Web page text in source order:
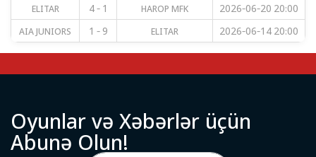
ELITAR
4 - 1 HAROP MFK
2026-06-20 20:00
AIA JUNIORS
1 - 9 ELITAR 2026-06-14 20:00
Oyunlarvə Xəbərlər üçün
Abunə Olun!